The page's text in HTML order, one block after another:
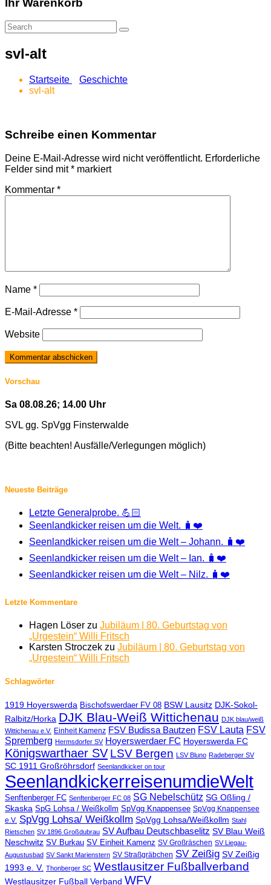
Ihr Warenkorb
svl-alt
Startseite
Geschichte
svl-alt
Schreibe einen Kommentar
Deine E-Mail-Adresse wird nicht veröffentlicht. Erforderliche
Felder sind mit* markiert
Kommentar *
Name *
E-Mail-Adresse *
Website
Vorschau
Sa 08.08.26; 14.00 Uhr
SVL gg. SpVgg Finsterwalde
(Bitte beachten! Ausfälle/Verlegungen möglich)
Neueste Beiträge
Letzte Generalprobe. 💪🏻
Seenlandkicker reisen um die Welt. 🧳❤️
Seenlandkicker reisen um die Welt – Johann. 🧳❤️
Seenlandkicker reisen um die Welt – Ian. 🧳❤️
Seenlandkicker reisen um die Welt – Nilz. 🧳❤️
Letzte Kommentare
Hagen Löser zu Jubiläum | 80. Geburtstag von
„Urgestein“ Willi Fritsch
Karsten Stroczek zu Jubiläum | 80. Geburtstag von
„Urgestein“ Willi Fritsch
Schlagwörter
1919 Hoyerswerda Bischofswerdaer FV 08 BSW Lausitz DJK-Sokol-
Ralbitz/Horka DJK Blau-Weiß Wittichenau DJK blau/weiß
Wittichenau e.V. Einheit Kamenz FSV Budissa Bautzen FSV Lauta FSV
Spremberg Hermsdorfer SV Hoyerswerdaer FC Hoyerswerda FC
Königswarthaer SV LSV Bergen LSV Bluno Radeberger SV
SC 1911 Großröhrsdorf Seenlandkicker on tour
SeenlandkickerreisenumdieWelt
Senftenberger FC Senftenberger FC 08 SG Nebelschütz SG Oßling /
Skaska SpG Lohsa / Weißkollm SpVgg Knappensee SpVgg Knappensee
e.V. SpVgg Lohsa/ Weißkollm SpVgg Lohsa/Weißkollm Stahl
Rietschen SV 1896 Großdubrau SV Aufbau Deutschbaselitz SV Blau Weiß
Neschwitz SV Burkau SV Einheit Kamenz SV Großräschen SV Liegau-
Augustusbad SV Sankt Marienstern SV Straßgräbchen SV Zeißig SV Zeißig
1993 e. V. Thonberger SC Westlausitzer Fußballverband
Westlausitzer Fußball Verband WFV